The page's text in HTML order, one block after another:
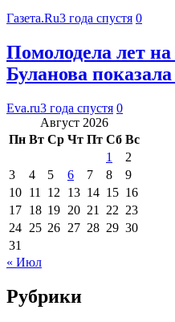
Газета.Ru3 года спустя 0
Помолодела лет
Буланова
Eva.ru3 года спустя 0
Август 2026
Пн Вт Ср Чт Пт Сб Вс
1
2
3
4 5 6 7 8
9
10 11 12 13 14 15 16
17 18 19 20 21 22 23
24 25 26 27 28 29 30
31
« Июл
Рубрики